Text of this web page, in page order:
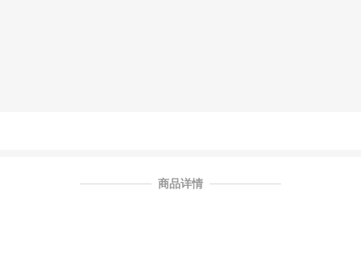
商品详情